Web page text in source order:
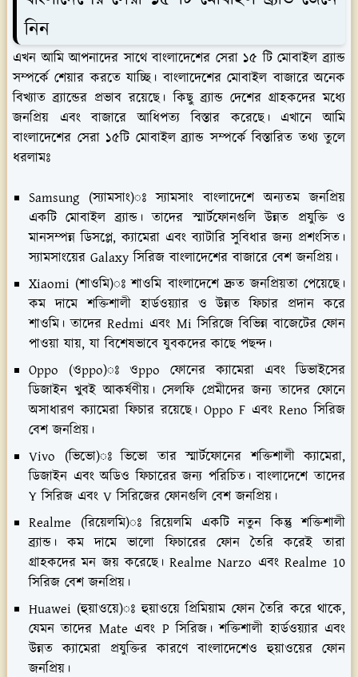
নিন
এখন আমি আপনাদের সাথে বাংলাদেশের সেরা ১৫ টি মোবাইল ব্র্যান্ড
সম্পর্কে শেয়ার করতে যাচ্ছি। বাংলাদেশের মোবাইল বাজারে অনেক
বিখ্যাত ব্র্যান্ডের প্রভাব রয়েছে। কিছু ব্র্যান্ড দেশের গ্রাহকদের মধ্যে
জনপ্রিয় এবং বাজারে আধিপত্য বিস্তার করেছে। এখানে আমি
বাংলাদেশের সেরা ১৫টি মোবাইল ব্র্যান্ড সম্পর্কে বিস্তারিত তথ্য তুলে
ধরলামঃ
Samsung (স্যামসাং)ঃ স্যামসাং বাংলাদেশে অন্যতম জনপ্রিয়
একটি মোবাইল ব্র্যান্ড। তাদের স্মার্টফোনগুলি উন্নত প্রযুক্তি ও
মানসম্পন্ন ডিসপ্লে, ক্যামেরা এবং ব্যাটারি সুবিধার জন্য প্রশংসিত।
স্যামসাংয়ের Galaxy সিরিজ বাংলাদেশের বাজারে বেশ জনপ্রিয়।
Xiaomi (শাওমি)ঃ শাওমি বাংলাদেশে দ্রুত জনপ্রিয়তা পেয়েছে।
কম দামে শক্তিশালী হার্ডওয়্যার ও উন্নত ফিচার প্রদান করে
শাওমি। তাদের Redmi এবং Mi সিরিজে বিভিন্ন বাজেটের ফোন
পাওয়া যায়, যা বিশেষভাবে যুবকদের কাছে পছন্দ।
Oppo (ওppo)ঃ ওppo ফোনের ক্যামেরা এবং ডিভাইসের
ডিজাইন খুবই আকর্ষণীয়। সেলফি প্রেমীদের জন্য তাদের ফোনে
অসাধারণ ক্যামেরা ফিচার রয়েছে। Oppo F এবং Reno সিরিজ
বেশ জনপ্রিয়।
Vivo (ভিভো)ঃ ভিভো তার স্মার্টফোনের শক্তিশালী ক্যামেরা,
ডিজাইন এবং অডিও ফিচারের জন্য পরিচিত। বাংলাদেশে তাদের
Y সিরিজ এবং V সিরিজের ফোনগুলি বেশ জনপ্রিয়।
Realme (রিয়েলমি)ঃ রিয়েলমি একটি নতুন কিন্তু শক্তিশালী
ব্র্যান্ড। কম দামে ভালো ফিচারের ফোন তৈরি করেই তারা
গ্রাহকদের মন জয় করেছে। Realme Narzo এবং Realme 10
সিরিজ বেশ জনপ্রিয়।
Huawei (হুয়াওয়ে)ঃ হুয়াওয়ে প্রিমিয়াম ফোন তৈরি করে থাকে,
যেমন তাদের Mate এবং P সিরিজ। শক্তিশালী হার্ডওয়্যার এবং
উন্নত ক্যামেরা প্রযুক্তির কারণে বাংলাদেশেও হুয়াওয়ের ফোন
জনপ্রিয়।